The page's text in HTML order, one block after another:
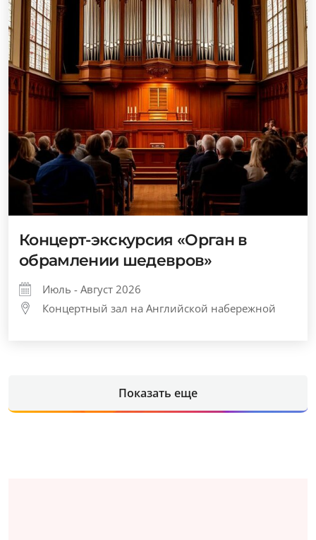
Концерт-экскурсия «Орган в
обрамлении шедевров»
Июль - Август 2026
Концертный зал на Английской набережной
Показать еще